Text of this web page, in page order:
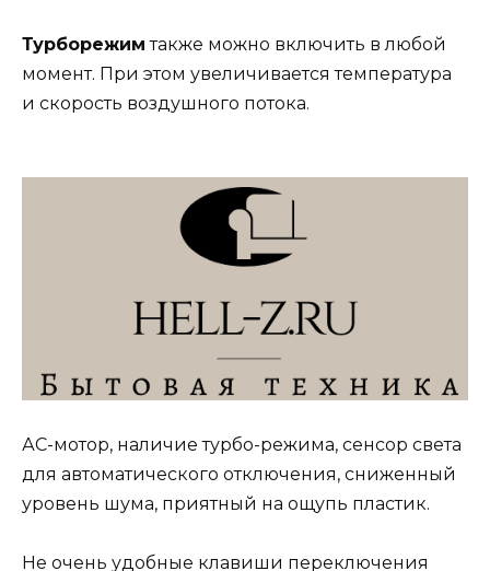
Турборежим также можно включить в любой
момент. При этом увеличивается температура
и скорость воздушного потока.
АС-мотор, наличие турбо-режима, сенсор света
для автоматического отключения, сниженный
уровень шума, приятный на ощупь пластик.
Не очень удобные клавиши переключения